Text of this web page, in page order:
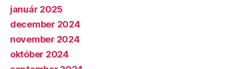
január 2025
december 2024
november 2024
október 2024